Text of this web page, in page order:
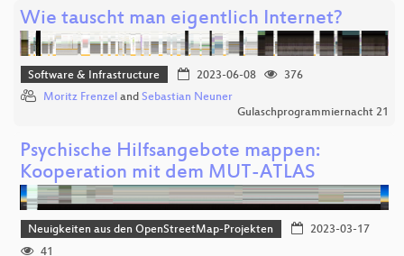
Wie tauscht man eigentlich Internet?
Software & Infrastructure 2023-06-08
376
Moritz Frenzel and Sebastian Neuner
Gulaschprogrammiernacht 21
Psychische Hilfsangebote mappen:
Kooperation mit dem MUT-ATLAS
Neuigkeiten aus den OpenStreetMap-Projekten
2023-03-17
41